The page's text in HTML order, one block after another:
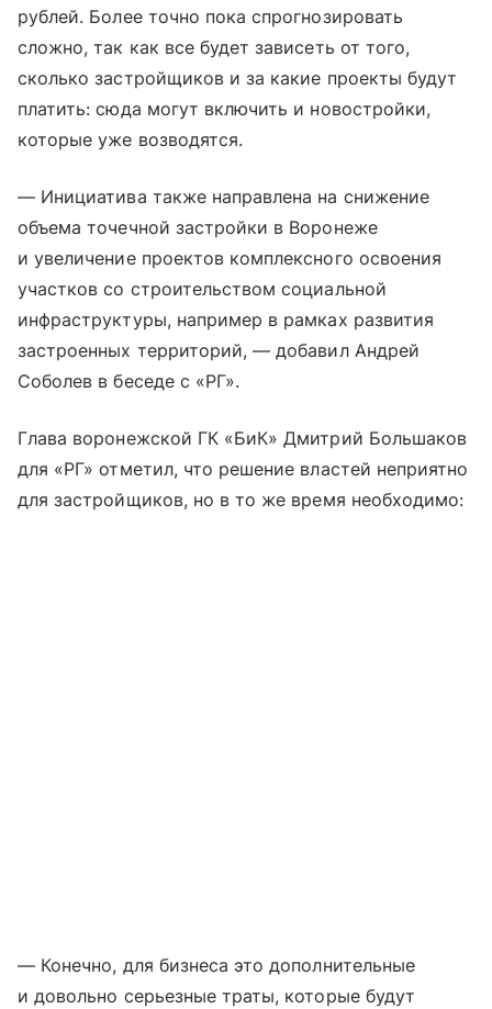
рублей. Более точно пока спрогнозировать
сложно, так как все будет зависеть от того,
сколько застройщиков и за какие проекты будут
платить: сюда могут включить и новостройки,
которые уже возводятся.
— Инициатива также направлена на снижение
объема точечной застройки в Воронеже
и увеличение проектов комплексного освоения
участков со строительством социальной
инфраструктуры, например в рамках развития
застроенных территорий, — добавил Андрей
Соболев в беседе с «РГ».
Глава воронежской ГК «БиК» Дмитрий Большаков
для «РГ» отметил, что решение властей неприятно
для застройщиков, но в то же время необходимо:
— Конечно, для бизнеса это дополнительные
и довольно серьезные траты, которые будут